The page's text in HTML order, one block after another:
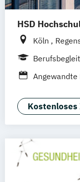
HSD
Köln
Hamburg
Vollzeit
Angewandte
Bildung und